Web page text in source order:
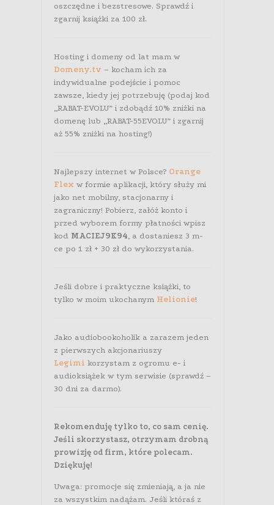
oszczędne i bezstresowe. Sprawdź i
zgarnij książki za 100 zł.
Hosting i domeny od lat mam w
Domeny.tv – kocham ich za
indywidualne podejście i pomoc
zawsze, kiedy jej potrzebuję (podaj kod
„RABAT-EVOLU” i zdobądź 10% zniżki na
domenę lub „RABAT-55EVOLU” i zgarnij
aż 55% zniżki na hosting!)
Najlepszy internet w Polsce? Orange
Flex w formie aplikacji, który służy mi
jako net mobilny, stacjonarny i
zagraniczny! Pobierz, załóż konto i
przed wyborem formy płatności wpisz
kod MACIEJ9K94, a dostaniesz 3 m-
ce po 1 zł + 30 zł do wykorzystania.
Jeśli dobre i praktyczne książki, to
tylko w moim ukochanym Helionie!
Jako audiobookoholik a zarazem jeden
z pierwszych akcjonariuszy
Legimi korzystam z ogromu e- i
audioksiążek w tym serwisie (sprawdź –
30 dni za darmo).
Rekomenduję tylko to, co sam cenię.
Jeśli skorzystasz, otrzymam drobną
prowizję od firm, które polecam.
Dziękuję!
Uwaga: promocje się zmieniają, a ja nie
za wszystkim nadążam. Jeśli któraś z